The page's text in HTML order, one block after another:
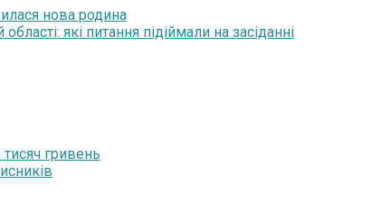
нова родина
які питання підіймали на засіданні
гривень